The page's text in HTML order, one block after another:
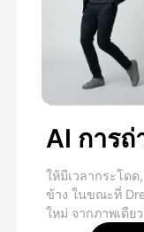
AI การ
ให้มีเวลากระโด
ข้าง ในขณะที่
ใหม่ จากภาพเดียว